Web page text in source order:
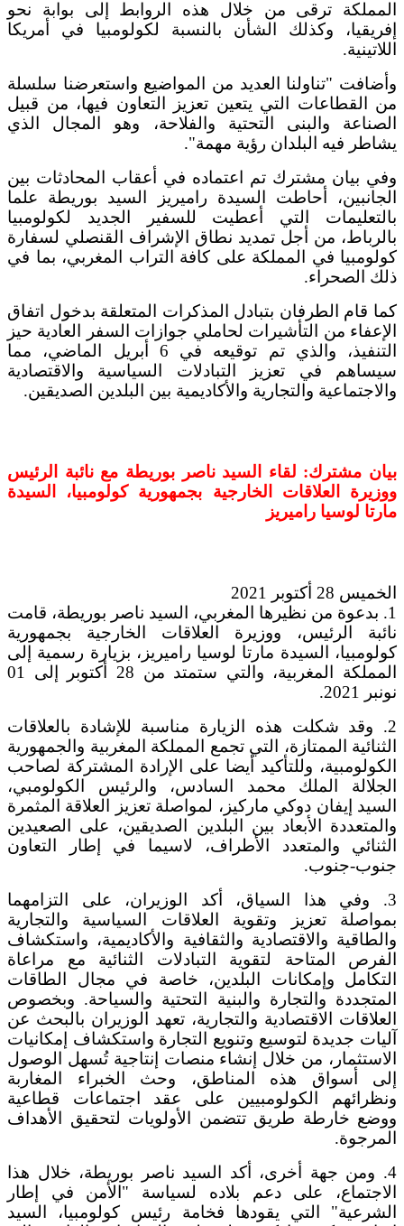
المملكة ترقى من خلال هذه الروابط إلى بوابة نحو
إفريقيا، وكذلك الشأن بالنسبة لكولومبيا في أمريكا
اللاتينية.
وأضافت "تناولنا العديد من المواضيع واستعرضنا سلسلة
من القطاعات التي يتعين تعزيز التعاون فيها، من قبيل
الصناعة والبنى التحتية والفلاحة، وهو المجال الذي
يشاطر فيه البلدان رؤية مهمة".
وفي بيان مشترك تم اعتماده في أعقاب المحادثات بين
الجانبين، أحاطت السيدة راميريز السيد بوريطة علما
بالتعليمات التي أعطيت للسفير الجديد لكولومبيا
بالرباط، من أجل تمديد نطاق الإشراف القنصلي لسفارة
كولومبيا في المملكة على كافة التراب المغربي، بما في
ذلك الصحراء.
كما قام الطرفان بتبادل المذكرات المتعلقة بدخول اتفاق
الإعفاء من التأشيرات لحاملي جوازات السفر العادية حيز
التنفيذ، والذي تم توقيعه في 6 أبريل الماضي، مما
سيساهم في تعزيز التبادلات السياسية والاقتصادية
والاجتماعية والتجارية والأكاديمية بين البلدين الصديقين.
بيان مشترك: لقاء السيد ناصر بوريطة مع نائبة الرئيس
ووزيرة العلاقات الخارجية بجمهورية كولومبيا، السيدة
مارتا لوسيا راميريز
الخميس 28 أكتوبر 2021
1. بدعوة من نظيرها المغربي، السيد ناصر بوريطة، قامت
نائبة الرئيس، ووزيرة العلاقات الخارجية بجمهورية
كولومبيا، السيدة مارتا لوسيا راميريز، بزيارة رسمية إلى
المملكة المغربية، والتي ستمتد من 28 أكتوبر إلى 01
نونبر 2021.
2. وقد شكلت هذه الزيارة مناسبة للإشادة بالعلاقات
الثنائية الممتازة، التي تجمع المملكة المغربية والجمهورية
الكولومبية، وللتأكيد أيضا على الإرادة المشتركة لصاحب
الجلالة الملك محمد السادس، والرئيس الكولومبي،
السيد إيفان دوكي ماركيز، لمواصلة تعزيز العلاقة المثمرة
والمتعددة الأبعاد بين البلدين الصديقين، على الصعيدين
الثنائي والمتعدد الأطراف، لاسيما في إطار التعاون
جنوب-جنوب.
3. وفي هذا السياق، أكد الوزيران، على التزامهما
بمواصلة تعزيز وتقوية العلاقات السياسية والتجارية
والطاقية والاقتصادية والثقافية والأكاديمية، واستكشاف
الفرص المتاحة لتقوية التبادلات الثنائية مع مراعاة
التكامل وإمكانات البلدين، خاصة في مجال الطاقات
المتجددة والتجارة والبنية التحتية والسياحة. وبخصوص
العلاقات الاقتصادية والتجارية، تعهد الوزيران بالبحث عن
آليات جديدة لتوسيع وتنويع التجارة واستكشاف إمكانيات
الاستثمار، من خلال إنشاء منصات إنتاجية تُسهل الوصول
إلى أسواق هذه المناطق، وحث الخبراء المغاربة
ونظرائهم الكولومبيين على عقد اجتماعات قطاعية
ووضع خارطة طريق تتضمن الأولويات لتحقيق الأهداف
المرجوة.
4. ومن جهة أخرى، أكد السيد ناصر بوريطة، خلال هذا
الاجتماع، على دعم بلاده لسياسة "الأمن في إطار
الشرعية" التي يقودها فخامة رئيس كولومبيا، السيد